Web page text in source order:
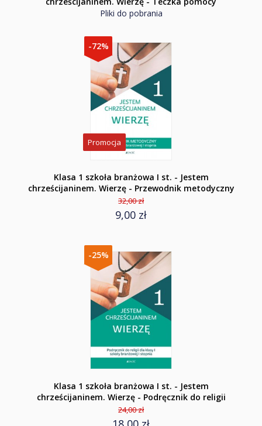
Pliki do pobrania
-72%
Promocja
Klasa 1 szkoła branżowa I st. - Jestem
chrześcijaninem. Wierzę - Przewodnik metodyczny
32,00 zł
9,00 zł
-25%
Klasa 1 szkoła branżowa I st. - Jestem
chrześcijaninem. Wierzę - Podręcznik do religii
24,00 zł